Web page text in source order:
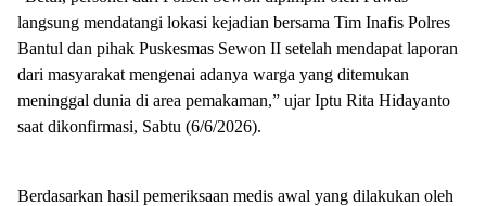
langsung mendatangi lokasi kejadian bersama Tim Inafis Polres
Bantul dan pihak Puskesmas Sewon II setelah mendapat laporan
dari masyarakat mengenai adanya warga yang ditemukan
meninggal dunia di area pemakaman,” ujar Iptu Rita Hidayanto
saat dikonfirmasi, Sabtu (6/6/2026).
Berdasarkan hasil pemeriksaan medis awal yang dilakukan oleh